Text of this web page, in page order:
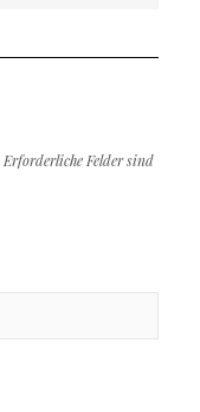
Erforderliche Felder sind